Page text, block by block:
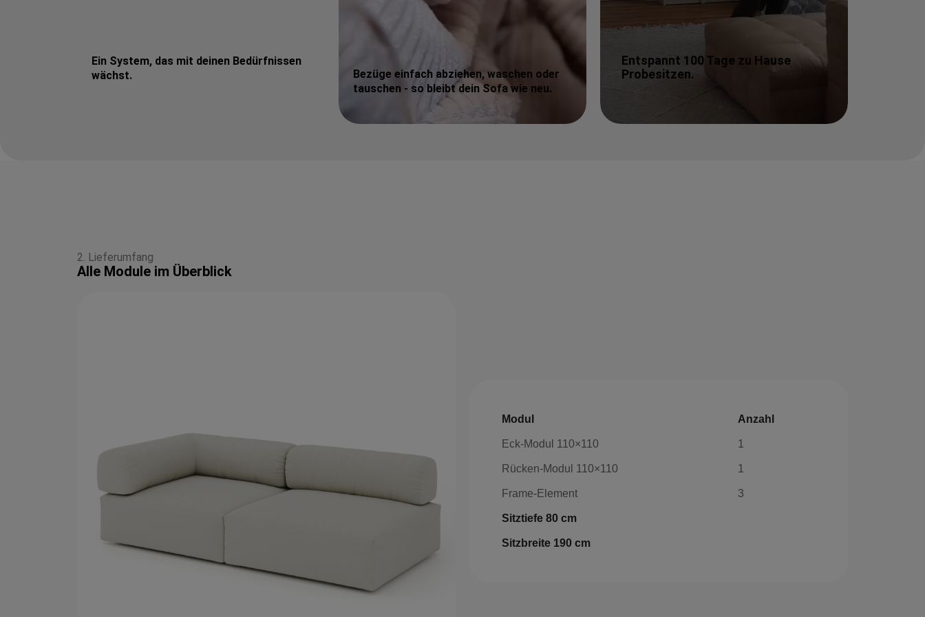
Ein System, das mit deinen Bedürfnissen
wächst.
Bezüge einfach abziehen, waschen oder
tauschen - so bleibt dein Sofa wie neu.
Entspannt 100 Tage zu Hause
Probesitzen.
2. Lieferumfang
Alle Module im Überblick
Modul Anzahl
Eck-Modul 110×110 1
Rücken-Modul 110×110 1
Frame-Element 3
Sitztiefe 80 cm
Sitzbreite 190 cm